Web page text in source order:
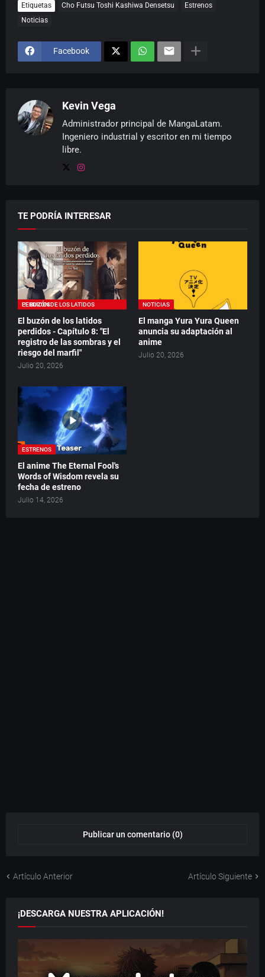
Etiquetas Cho Futsu Toshi Kashiwa Densetsu
Estrenos
Noticias
Facebook
Kevin Vega
Administrador principal de MangaLatam.
Ingeniero industrial y escritor en mi tiempo
libre.
TE PODRÍA INTERESAR
EL BUZÓN DE LOS LATIDOS PERDIDOS
El buzón de los latidos
perdidos - Capítulo 8: "El
registro de las sombras y el
riesgo del marfil"
Julio 20, 2026
NOTICIAS
El manga Yura Yura Queen
anuncia su adaptación al
anime
Julio 20, 2026
ESTRENOS
El anime The Eternal Fool's
Words of Wisdom revela su
fecha de estreno
Julio 14, 2026
Publicar un comentario (0)
Artículo Anterior Artículo Siguiente
¡DESCARGA NUESTRA APLICACIÓN!